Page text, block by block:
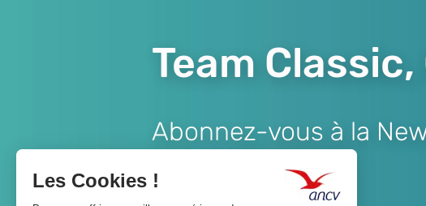
Team
Abonnez-vous à la